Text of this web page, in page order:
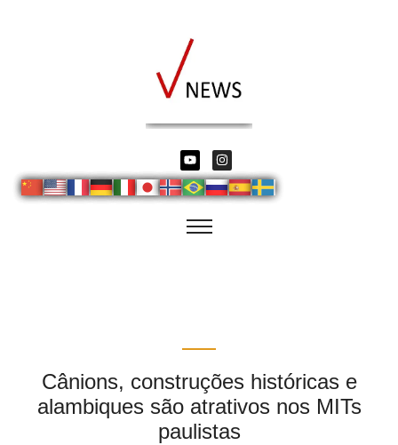
Cânions, construções históricas e
alambiques são atrativos nos MITs
paulistas